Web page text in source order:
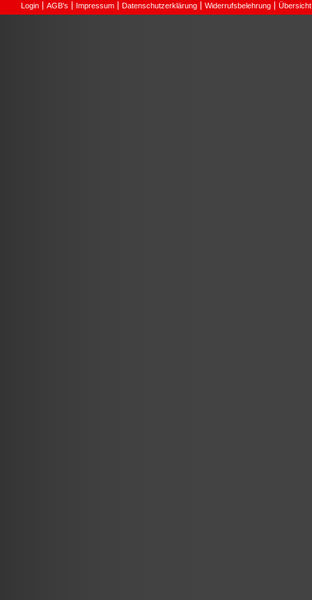
Login AGB's Impressum Datenschutzerklärung Widerrufsbelehrung